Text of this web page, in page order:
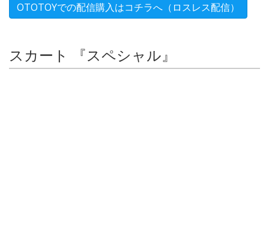
OTOTOYでの配信購入はコチラへ（ロスレス配信）
スカート 『スペシャル』